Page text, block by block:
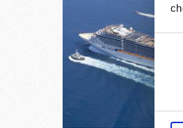
del